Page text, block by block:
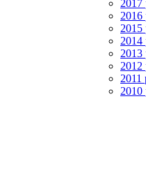
2017
2016
2015
2014
2013
2012
2011
2010